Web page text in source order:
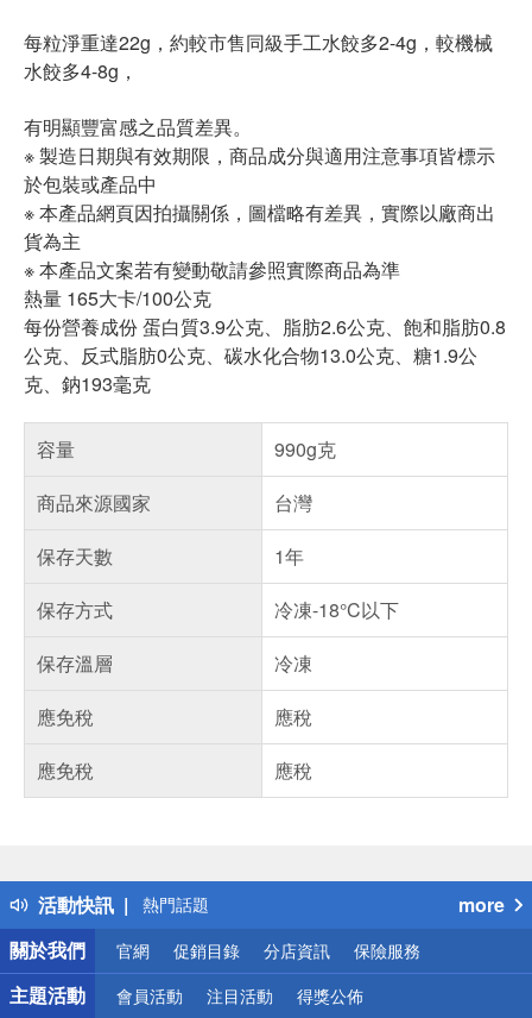
每粒淨重達22g，約較市售同級手工水餃多2-4g，較機械
水餃多4-8g，
有明顯豐富感之品質差異。
※ 製造日期與有效期限，商品成分與適用注意事項皆標示
於包裝或產品中
※ 本產品網頁因拍攝關係，圖檔略有差異，實際以廠商出
貨為主
※ 本產品文案若有變動敬請參照實際商品為準
熱量 165大卡/100公克
每份營養成份 蛋白質3.9公克、脂肪2.6公克、飽和脂肪0.8
公克、反式脂肪0公克、碳水化合物13.0公克、糖1.9公
克、鈉193毫克
容量
990g克
商品來源國家
台灣
保存天數
1年
保存方式
冷凍-18°C以下
保存溫層
冷凍
應免稅
應稅
應免稅
應稅
活動快訊
得獎公告
熱門話題
銀行優惠
偏遠地區配送
詐騙網頁！請小心！
more
關於我們
官網 促銷目錄 分店資訊 保險服務
主題活動 會員活動 注目活動 得獎公佈